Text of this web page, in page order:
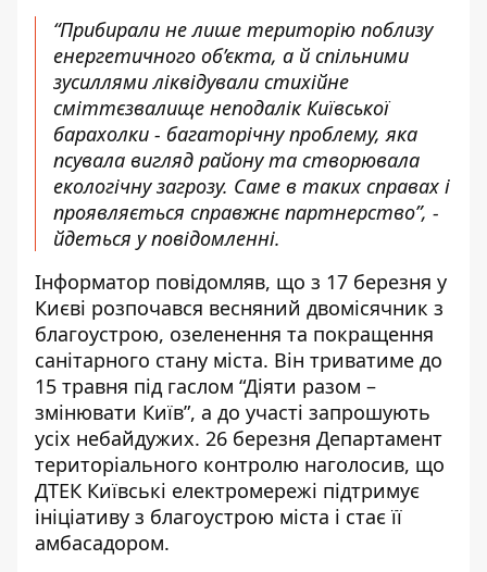
“Прибирали не лише територію поблизу
енергетичного об’єкта, а й спільними
зусиллями ліквідували стихійне
сміттєзвалище неподалік Київської
барахолки - багаторічну проблему, яка
псувала вигляд району та створювала
екологічну загрозу. Саме в таких справах і
проявляється справжнє партнерство”, -
йдеться у повідомленні.
Інформатор повідомляв, що з 17 березня у
Києві розпочався весняний двомісячник з
благоустрою, озеленення та покращення
санітарного стану міста. Він триватиме до
15 травня під гаслом “Діяти разом –
змінювати Київ”, а до участі запрошують
усіх небайдужих. 26 березня Департамент
територіального контролю наголосив, що
ДТЕК Київські електромережі підтримує
ініціативу з благоустрою міста і стає її
амбасадором.